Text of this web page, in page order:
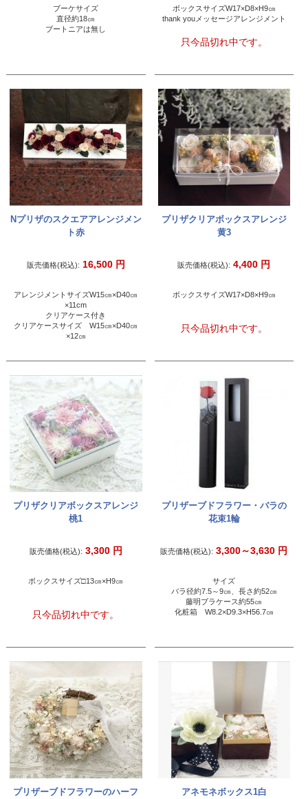
ブーケサイズ
直径約18㎝
ブートニアは無し
ボックスサイズW17×D8×H9㎝
thank youメッセージアレンジメント
只今品切れ中です。
Nプリザのスクエアアレンジメン
ト赤
販売価格(税込): 16,500 円
アレンジメントサイズW15㎝×D40㎝
×11cm
クリアケース付き
クリアケースサイズ W15㎝×D40㎝
×12㎝
プリザクリアボックスアレンジ
黄3
販売価格(税込): 4,400 円
ボックスサイズW17×D8×H9㎝
只今品切れ中です。
プリザクリアボックスアレンジ
桃1
販売価格(税込): 3,300 円
ボックスサイズ□13㎝×H9㎝
只今品切れ中です。
プリザーブドフラワー・バラの
花束1輪
販売価格(税込): 3,300～3,630 円
サイズ
バラ径約7.5～9㎝、長さ約52㎝
藤明ブラケース約55㎝
化粧箱 W8.2×D9.3×H56.7㎝
プリザーブドフラワーのハーフ
アネモネボックス1白